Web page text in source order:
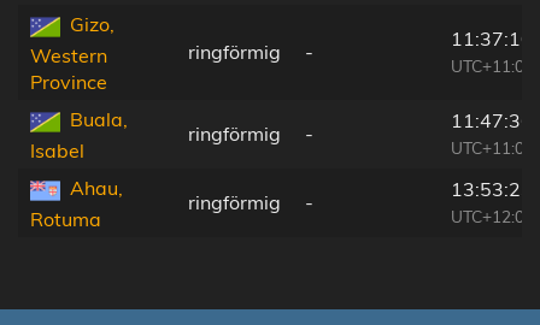
Gizo,
Western
Province
ringförmig -
11:37:10
UTC+11:00
Buala,
Isabel
ringförmig -
11:47:36
UTC+11:00
Ahau,
Rotuma
ringförmig -
13:53:23
UTC+12:00